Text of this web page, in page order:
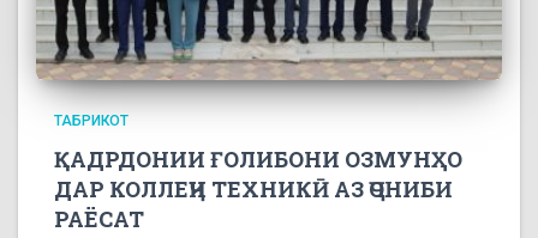
ТАБРИКОТ
ҚАДРДОНИИ ҒОЛИБОНИ ОЗМУНҲО
ДАР КОЛЛЕҶИ ТЕХНИКӢ АЗ ҶОНИБИ
РАЁСАТ